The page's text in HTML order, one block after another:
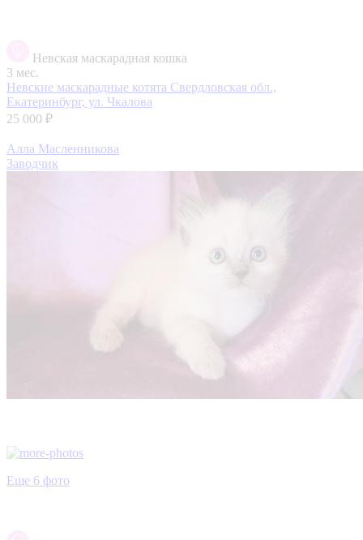
Невская маскарадная кошка
3 мес.
Невские маскарадные котята Свердловская обл.,
Екатеринбург, ул. Чкалова
25 000 ₽
Алла Масленникова
Заводчик
Еще 6 фото